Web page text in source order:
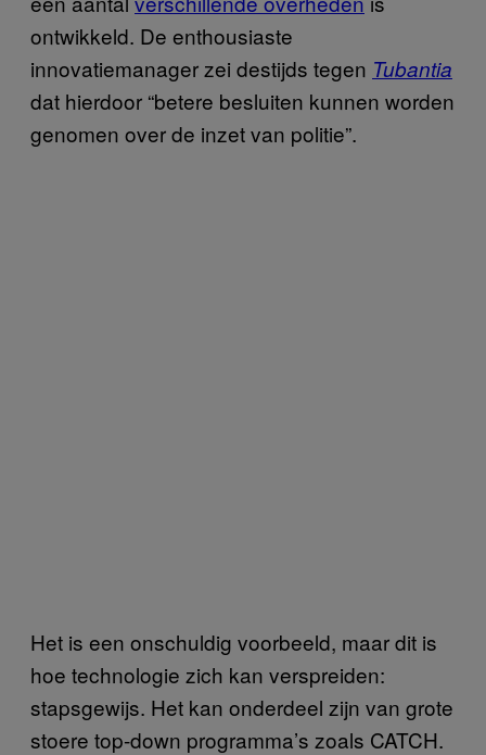
ontwikkeld. De enthousiaste
innovatiemanager zei destijds tegen Tubantia
dat hierdoor “betere besluiten kunnen worden
genomen over de inzet van politie”.
Het is een onschuldig voorbeeld, maar dit is
hoe technologie zich kan verspreiden:
stapsgewijs. Het kan onderdeel zijn van grote
stoere top-down programma’s zoals CATCH.